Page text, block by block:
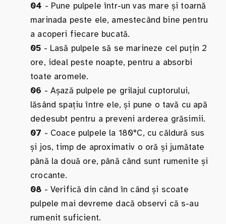
04 - Pune pulpele într-un vas mare și toarnă
marinada peste ele, amestecând bine pentru
a acoperi fiecare bucată.
05 - Lasă pulpele să se marineze cel puțin 2
ore, ideal peste noapte, pentru a absorbi
toate aromele.
06 - Așază pulpele pe grilajul cuptorului,
lăsând spațiu între ele, și pune o tavă cu apă
dedesubt pentru a preveni arderea grăsimii.
07 - Coace pulpele la 180°C, cu căldură sus
și jos, timp de aproximativ o oră și jumătate
până la două ore, până când sunt rumenite și
crocante.
08 - Verifică din când în când și scoate
pulpele mai devreme dacă observi că s-au
rumenit suficient.